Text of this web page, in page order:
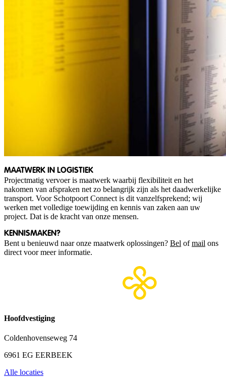
MAATWERK IN LOGISTIEK
Projectmatig vervoer is maatwerk waarbij flexibiliteit en het
nakomen van afspraken net zo belangrijk zijn als het daadwerkelijke
transport. Voor Schotpoort Connect is dit vanzelfsprekend; wij
werken met volledige toewijding en kennis van zaken aan uw
project. Dat is de kracht van onze mensen.
KENNISMAKEN?
Bent u benieuwd naar onze maatwerk oplossingen? Bel ofmail ons
direct voor meer informatie.
Hoofdvestiging
Coldenhovenseweg 74
6961 EG EERBEEK
Alle locaties